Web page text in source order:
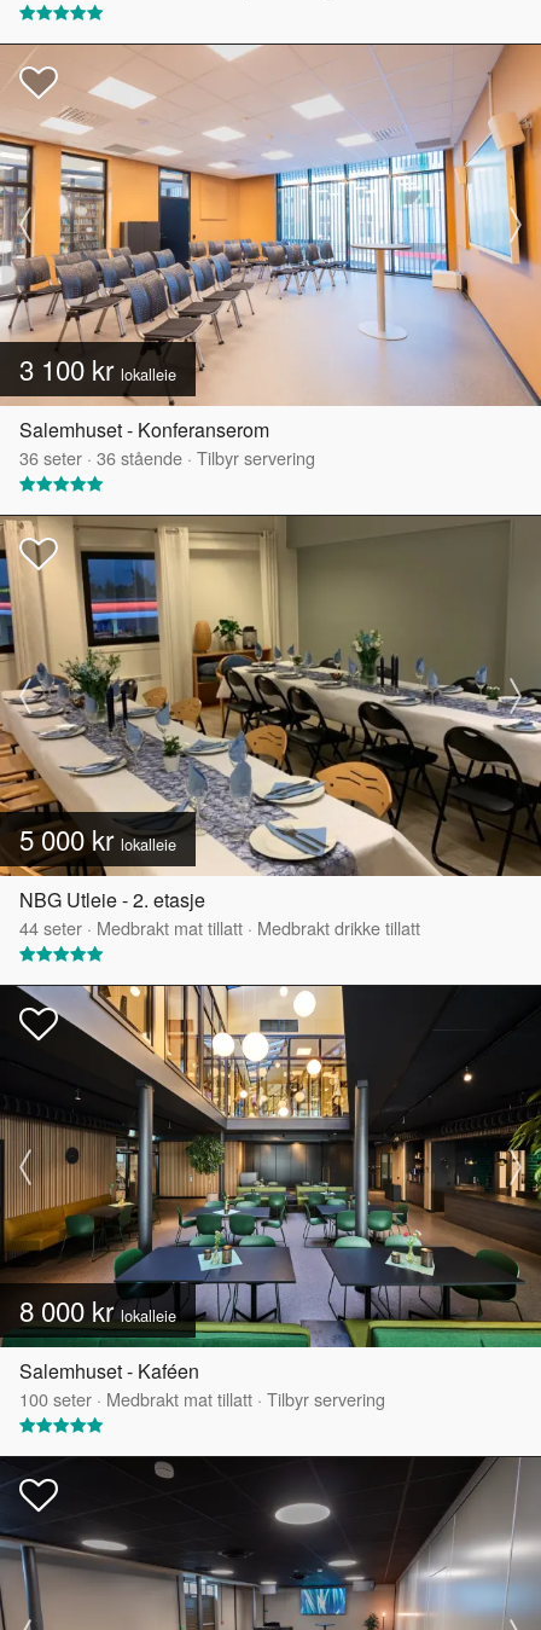
3 100 kr lokalleie
Salemhuset - Konferanserom
36seter · 36stående · Tilbyr servering
5 000 kr lokalleie
NBG Utleie - 2. etasje
44seter · Medbrakt mat tillatt · Medbrakt drikke tillatt
8 000 krlokalleie
Salemhuset - Kaféen
100seter · Medbrakt mat tillatt · Tilbyr servering